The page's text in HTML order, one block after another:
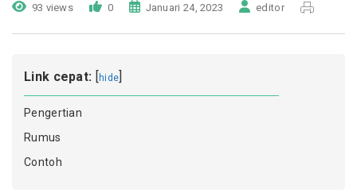
93 views 0 Januari 24, 2023 editor
Link cepat: [hide]
Pengertian
Rumus
Contoh